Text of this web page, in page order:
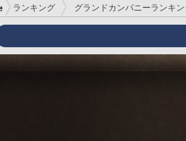
ランキング グランドカンパニーランキン